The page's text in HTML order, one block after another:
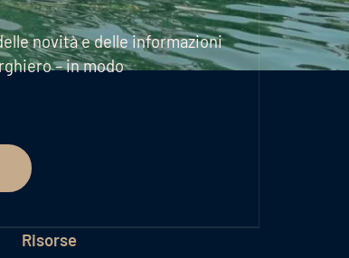
novità e delle informazioni
– in modo
Risorse